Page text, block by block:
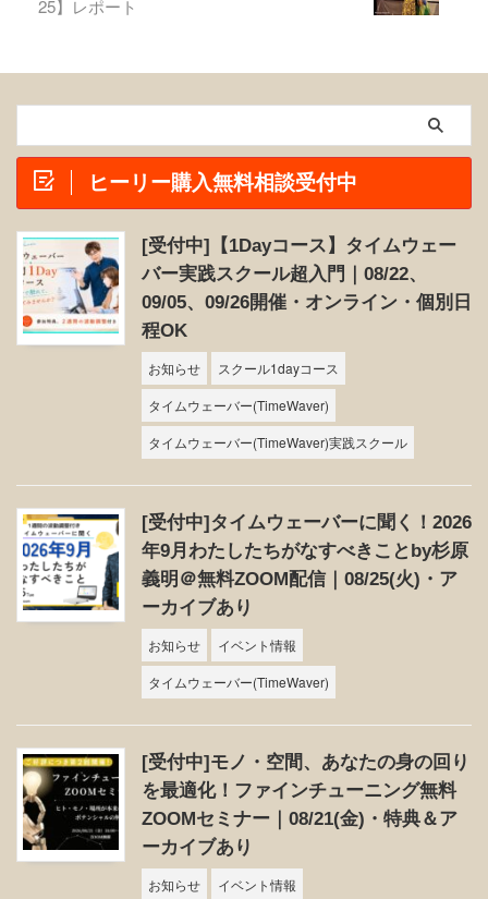
25】レポート
ヒーリー購入無料相談受付中
[受付中]【1Dayコース】タイムウェー
バー実践スクール超入門｜08/22、
09/05、09/26開催・オンライン・個別日
程OK
お知らせ
スクール1dayコース
タイムウェーバー(TimeWaver)
タイムウェーバー(TimeWaver)実践スクール
[受付中]タイムウェーバーに聞く！2026
年9月わたしたちがなすべきことby杉原
義明＠無料ZOOM配信｜08/25(火)・ア
ーカイブあり
お知らせ
イベント情報
タイムウェーバー(TimeWaver)
[受付中]モノ・空間、あなたの身の回り
を最適化！ファインチューニング無料
ZOOMセミナー｜08/21(金)・特典＆ア
ーカイブあり
お知らせ イベント情報